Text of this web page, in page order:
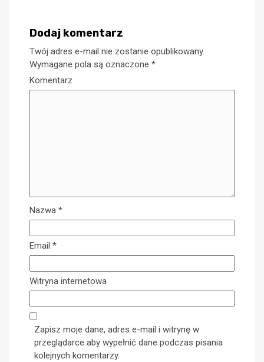
Dodaj komentarz
Twój adres e-mail nie zostanie opublikowany.
Wymagane pola są oznaczone *
Komentarz
Nazwa *
Email *
Witryna internetowa
Zapisz moje dane, adres e-mail i witrynę w
przeglądarce aby wypełnić dane podczas pisania
kolejnych komentarzy.